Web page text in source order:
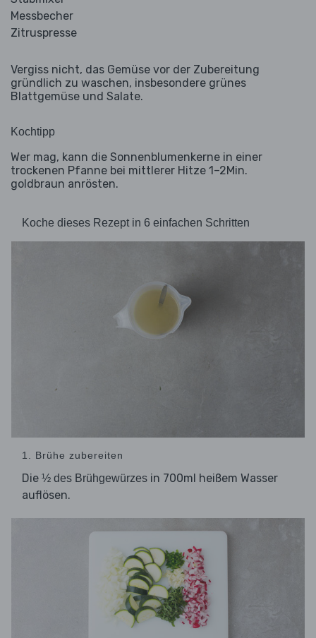
Messbecher
Zitruspresse
Vergiss nicht, das Gemüse vor der Zubereitung
gründlich zu waschen, insbesondere grünes
Blattgemüse und Salate.
Kochtipp
Wer mag, kann die Sonnenblumenkerne in einer
trockenen Pfanne bei mittlerer Hitze 1–2Min.
goldbraun anrösten.
Koche dieses Rezept in 6 einfachen Schritten
1. Brühe zubereiten
Die ½ des Brühgewürzes in 700ml heißem Wasser
auflösen.